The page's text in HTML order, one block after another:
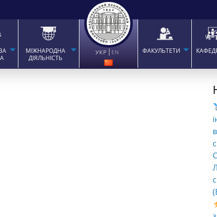
МІЖНАРОДНА
ДІЯЛЬНІСТЬ
УКР EN ФАКУЛЬТЕТИ